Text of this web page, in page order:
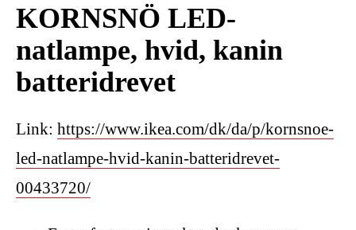
KORNSNÖ LED-
natlampe, hvid, kanin
batteridrevet
Link: https://www.ikea.com/dk/da/p/kornsnoe-
led-natlampe-hvid-kanin-batteridrevet-
00433720/